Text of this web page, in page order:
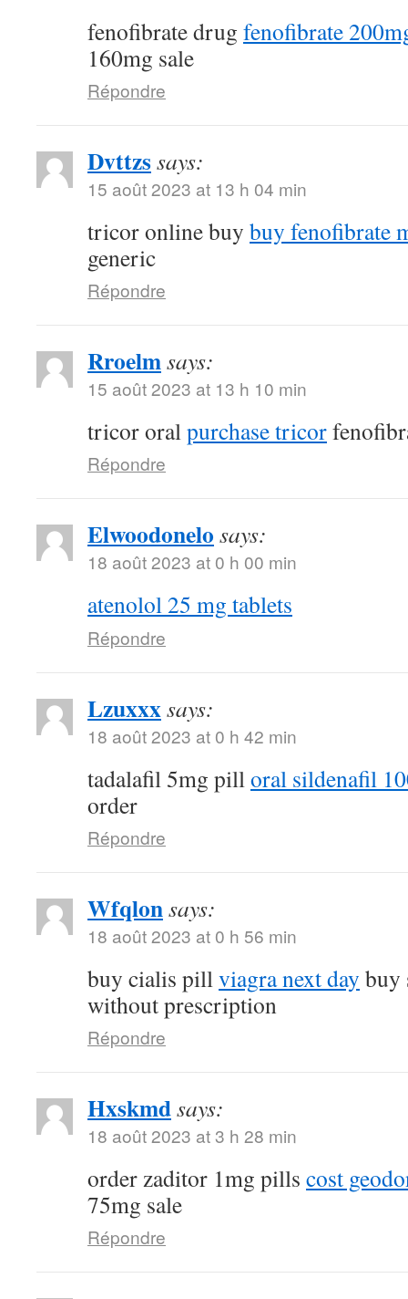
fenofibrate drug fenofibrate
160mg sale
Répondre
Dvttzssays:
15 août 2023 at 13 h 04 min
tricor online buy buy fenofibrate
generic
Répondre
Rroelmsays:
15 août 2023 at 13 h 10 min
tricor oralpurchase tricor
Répondre
Elwoodonelo says:
18 août 2023 at 0 h 00 min
atenolol 25 mg tablets
Répondre
Lzuxxxsays:
18 août 2023 at 0 h 42 min
tadalafil 5mg pilloral sildenafil
order
Répondre
Wfqlonsays:
18 août 2023 at 0 h 56 min
buy cialis pillviagra next day buy
without prescription
Répondre
Hxskmdsays:
18 août 2023 at 3 h 28 min
order zaditor 1mg pills cost
75mg sale
Répondre